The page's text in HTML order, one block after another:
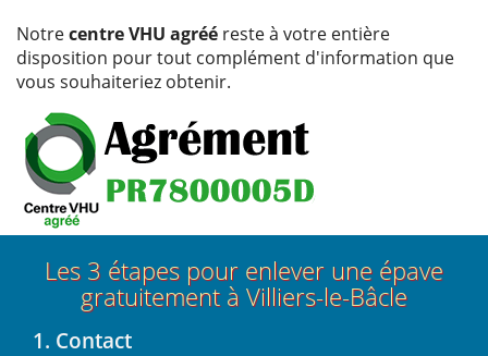
Notrecentre VHU agréé reste à votre entière
disposition pour tout complément d'information que
vous souhaiteriez obtenir.
Les 3 étapes pour enlever une épave
gratuitement à Villiers-le-Bâcle
1. Contact